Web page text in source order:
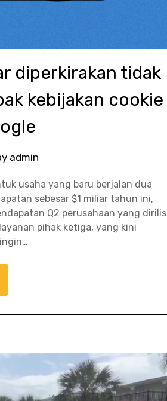
diperkirakan tidak
kebijakan cookie
admin
usaha yang baru berjalan dua
sebesar $1 miliar tahun ini,
Q2 perusahaan yang dirilis
pihak ketiga, yang kini